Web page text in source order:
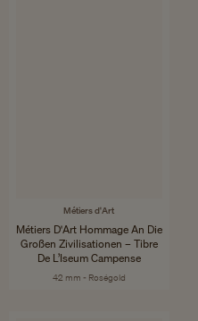
Métiers d'Art
Métiers D'Art Hommage An Die
Großen Zivilisationen – Tibre
De L’Iseum Campense
42 mm - Roségold